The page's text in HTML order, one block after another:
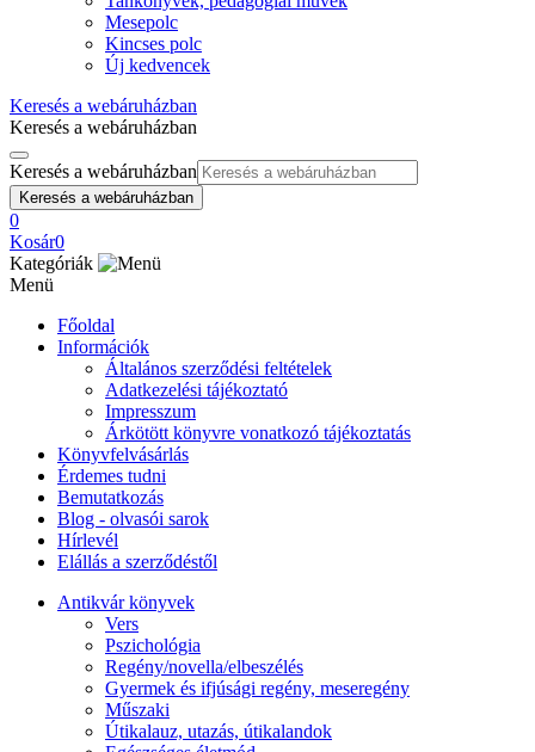
Mesepolc
Kincses polc
Új kedvencek
Keresés a webáruházban
Keresés a webáruházban
Keresés a webáruházban
Keresés a webáruházban
0
Kosár0
Kategóriák
Menü
Főoldal
Információk
Általános szerződési feltételek
Adatkezelési tájékoztató
Impresszum
Árkötött könyvre vonatkozó tájékoztatás
Könyvfelvásárlás
Érdemes tudni
Bemutatkozás
Blog - olvasói sarok
Hírlevél
Elállás a szerződéstől
Antikvár könyvek
Vers
Pszichológia
Regény/novella/elbeszélés
Gyermek és ifjúsági regény, meseregény
Műszaki
Útikalauz, utazás, útikalandok